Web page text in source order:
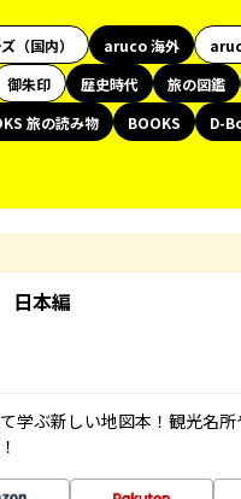
（国内） aruco 海外
御朱印 歴史時代 旅の図鑑
旅の読み物 BOOKS
D-
本編
学ぶ新しい地図本！観光名